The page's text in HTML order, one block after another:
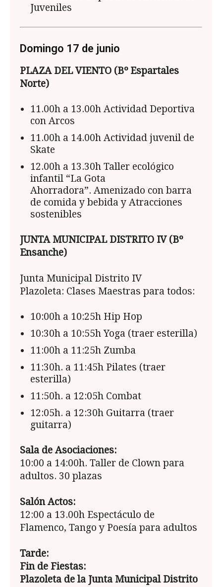
Juveniles
Domingo 17 de junio
PLAZA DEL VIENTO (Bº Espartales
Norte)
11.00h a 13.00h Actividad Deportiva
con Arcos
11.00h a 14.00h Actividad juvenil de
Skate
12.00h a 13.30h Taller ecológico
infantil “La Gota
Ahorradora”. Amenizado con barra
de comida y bebida y Atracciones
sostenibles
JUNTA MUNICIPAL DISTRITO IV (Bº
Ensanche)
Junta Municipal Distrito IV
Plazoleta: Clases Maestras para todos:
10:00h a 10:25h Hip Hop
10:30h a 10:55h Yoga (traer esterilla)
11:00h a 11:25h Zumba
11:30h. a 11:45h Pilates (traer
esterilla)
11:50h. a 12:05h Combat
12:05h. a 12:30h Guitarra (traer
guitarra)
Sala de Asociaciones:
10:00 a 14:00h. Taller de Clown para
adultos. 30 plazas
Salón Actos:
12:00 a 13.00h Espectáculo de
Flamenco, Tango y Poesía para adultos
Tarde:
Fin de Fiestas:
Plazoleta de la Junta Municipal Distrito